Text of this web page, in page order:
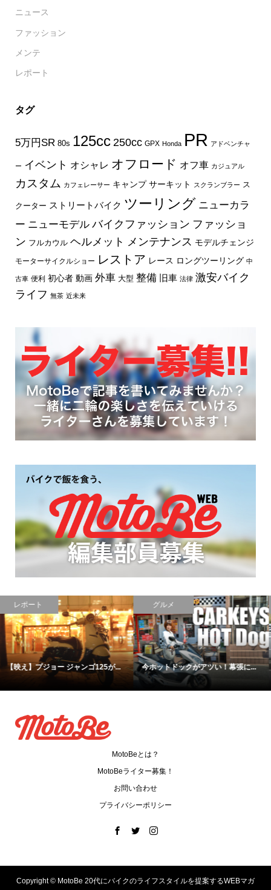
ニュース
ファッション
メンテ
レポート
タグ
5万円SR 80s 125cc 250cc GPX Honda PR アドベンチャ
ー イベント オシャレ オフロード オフ車 カジュアル
カスタム カフェレーサー キャンプ サーキット スクランブラー ス
クーター ストリートバイク ツーリング ニューカラ
ー ニューモデル バイクファッション ファッショ
ン フルカウル ヘルメット メンテナンス モデルチェンジ
モーターサイクルショー レストア レース ロングツーリング 中
古車 便利 初心者 動画 外車 大型 整備 旧車 法律 激安バイク
ライフ 無茶 近未来
メンテ
【検証】個人売買のバイクとプロ...
レポート
125でツーリング！休日を満喫す
る...
PR
MotoBeとは？
MotoBeライター募集！
お問い合わせ
プライバシーポリシー
Copyright © MotoBe 20代にバイクのライフスタイルを提案するWEBマガ